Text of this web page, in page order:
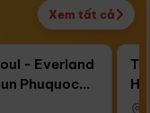
Xem tất cả
Điểm nổi bật
- Everland
Phuquoc